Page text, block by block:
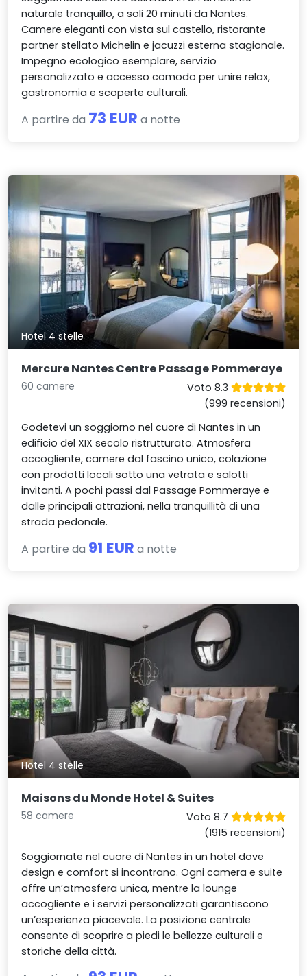
naturale tranquillo, a soli 20 minuti da Nantes.
Camere eleganti con vista sul castello, ristorante
partner stellato Michelin e jacuzzi esterna stagionale.
Impegno ecologico esemplare, servizio
personalizzato e accesso comodo per unire relax,
gastronomia e scoperte culturali.
A partire da 73 EUR a notte
Hotel 4 stelle
Mercure Nantes Centre Passage Pommeraye
60 camere
Voto 8.3
(999 recensioni)
Godetevi un soggiorno nel cuore di Nantes in un
edificio del XIX secolo ristrutturato. Atmosfera
accogliente, camere dal fascino unico, colazione
con prodotti locali sotto una vetrata e salotti
invitanti. A pochi passi dal Passage Pommeraye e
dalle principali attrazioni, nella tranquillità di una
strada pedonale.
A partire da 91 EUR a notte
Hotel 4 stelle
Maisons du Monde Hotel & Suites
58 camere
Voto 8.7
(1915 recensioni)
Soggiornate nel cuore di Nantes in un hotel dove
design e comfort si incontrano. Ogni camera e suite
offre un’atmosfera unica, mentre la lounge
accogliente e i servizi personalizzati garantiscono
un’esperienza piacevole. La posizione centrale
consente di scoprire a piedi le bellezze culturali e
storiche della città.